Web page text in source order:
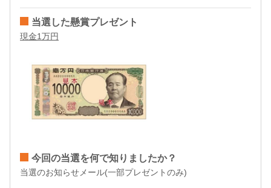
当選した懸賞プレゼント
現金1万円
今回の当選を何で知りましたか？
当選のお知らせメール(一部プレゼントのみ)